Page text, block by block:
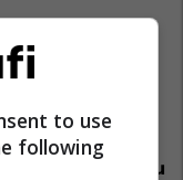
e
ta bojkotonin
Reklamo këtu
to use
following